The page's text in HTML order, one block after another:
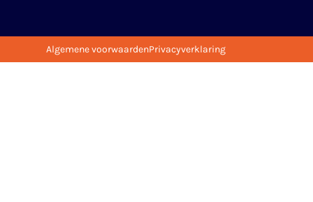
Algemene voorwaardenPrivacyverklaring